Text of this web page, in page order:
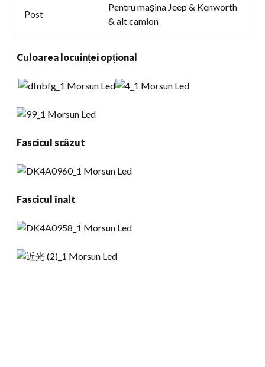
Post
Pentru mașina Jeep & Kenworth
& alt camion
Culoarea locuinței opțional
Fascicul scăzut
Fascicul înalt